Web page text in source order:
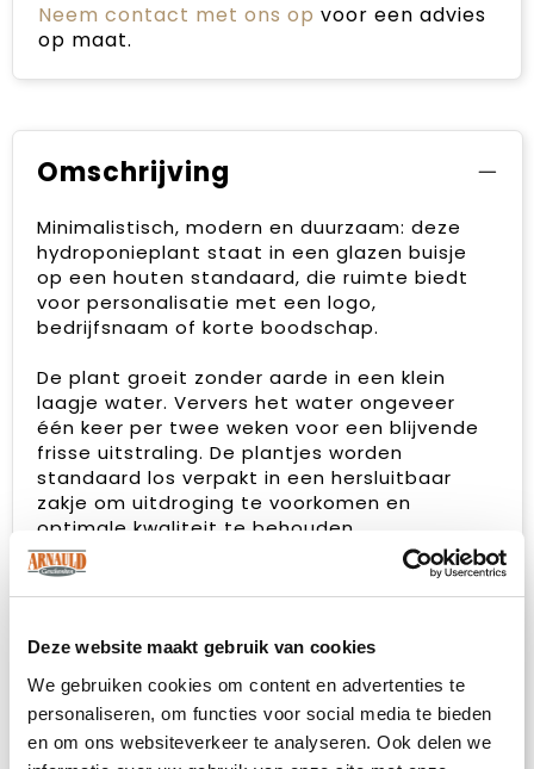
Deze website maakt gebruik van cookies
We gebruiken cookies om content en advertenties te
personaliseren, om functies voor social media te bieden
en om ons websiteverkeer te analyseren. Ook delen we
Neem contact met ons op voor een advies
op maat.
Omschrijving
Minimalistisch, modern en duurzaam: deze
hydroponieplant staat in een glazen buisje
op een houten standaard, die ruimte biedt
voor personalisatie met een logo,
bedrijfsnaam of korte boodschap.
De plant groeit zonder aarde in een klein
laagje water. Ververs het water ongeveer
één keer per twee weken voor een blijvende
frisse uitstraling. De plantjes worden
standaard los verpakt in een hersluitbaar
zakje om uitdroging te voorkomen en
optimale kwaliteit te behouden.
Na ontvangst kan men het flesje vullen met
water en het plantje uit het zakje voorzichtig
geleverd in een compacte verpakking –
ideaal als duurzaam relatiegeschenk, groen
weggevertje of moderne bureauversiering.
Heeft u vragen over dit product, de